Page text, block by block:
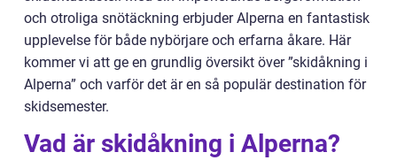
och otroliga snötäckning erbjuder Alperna en fantastisk
upplevelse för både nybörjare och erfarna åkare. Här
kommer vi att ge en grundlig översikt över ”skidåkning i
Alperna” och varför det är en så populär destination för
skidsemester.
Vad är skidåkning i Alperna?